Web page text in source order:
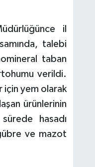
il
talebi
taban
verildi.
için yem olarak
ürünlerinin
hasadı
ve mazot